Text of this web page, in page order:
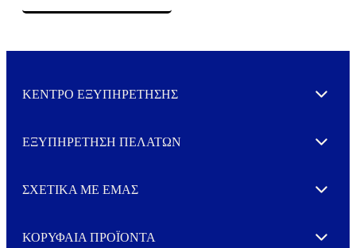
ΚΕΝΤΡΟ ΕΞΥΠΗΡΕΤΗΣΗΣ Expand
ΕΞΥΠΗΡΕΤΗΣΗ ΠΕΛΑΤΩΝ Expand
ΣΧΕΤΙΚΑ ΜΕ ΕΜΑΣ Expand
ΚΟΡΥΦΑΙΑ ΠΡΟΪΟΝΤΑ Expand